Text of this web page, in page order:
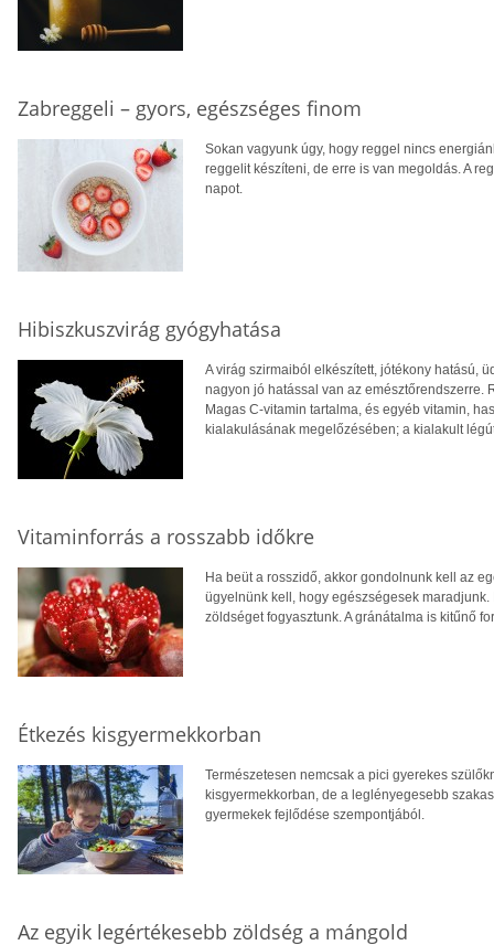
Zabreggeli – gyors, egészséges finom
Sokan vagyunk úgy, hogy reggel nincs
reggelit készíteni, de erre is van megoldás. A
napot.
Hibiszkuszvirág gyógyhatása
A virág szirmaiból elkészített, jótékony hatású,
nagyon jó hatással van az emésztőrendszerre.
Magas C-vitamin tartalma, és egyéb vitamin,
kialakulásának megelőzésében; a kialakult
Vitaminforrás a rosszabb időkre
Ha beüt a rosszidő, akkor gondolnunk kell az
ügyelnünk kell, hogy egészségesek
zöldséget fogyasztunk. A gránátalma is kitűnő
Étkezés kisgyermekkorban
Természetesen nemcsak a pici gyerekes
kisgyermekkorban, de a leglényegesebb
gyermekek fejlődése szempontjából.
Az egyik legértékesebb zöldség a mángold